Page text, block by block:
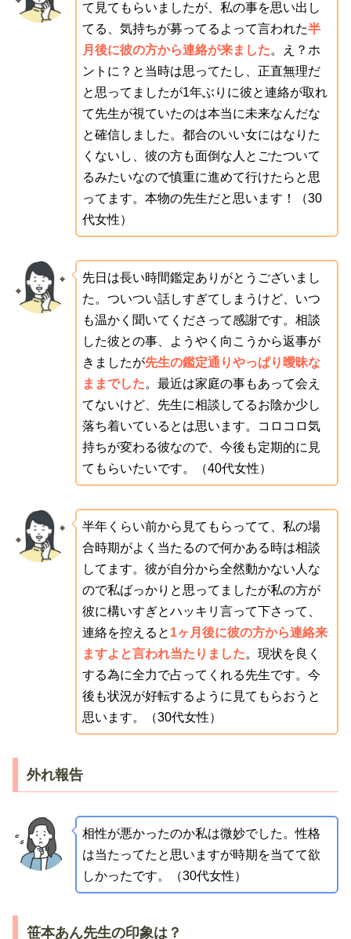
て見てもらいましたが、私の事を思い出し
てる、気持ちが募ってるよって言われた半
月後に彼の方から連絡が来ました。え？ホ
ントに？と当時は思ってたし、正直無理だ
と思ってましたが1年ぶりに彼と連絡が取れ
て先生が視ていたのは本当に未来なんだな
と確信しました。都合のいい女にはなりた
くないし、彼の方も面倒な人とごたついて
るみたいなので慎重に進めて行けたらと思
ってます。本物の先生だと思います！（30
代女性）
先日は長い時間鑑定ありがとうございまし
た。ついつい話しすぎてしまうけど、いつ
も温かく聞いてくださって感謝です。相談
した彼との事、ようやく向こうから返事が
きましたが先生の鑑定通りやっぱり曖昧な
ままでした。最近は家庭の事もあって会え
てないけど、先生に相談してるお陰か少し
落ち着いているとは思います。コロコロ気
持ちが変わる彼なので、今後も定期的に見
てもらいたいです。（40代女性）
半年くらい前から見てもらってて、私の場
合時期がよく当たるので何かある時は相談
してます。彼が自分から全然動かない人な
ので私ばっかりと思ってましたが私の方が
彼に構いすぎとハッキリ言って下さって、
連絡を控えると 1ヶ月後に彼の方から連絡来
ますよと言われ当たりました。現状を良く
する為に全力で占ってくれる先生です。今
後も状況が好転するように見てもらおうと
思います。（30代女性）
外れ報告
相性が悪かったのか私は微妙でした。性格
は当たってたと思いますが時期を当てて欲
しかったです。（30代女性）
笹本あん先生の印象は？